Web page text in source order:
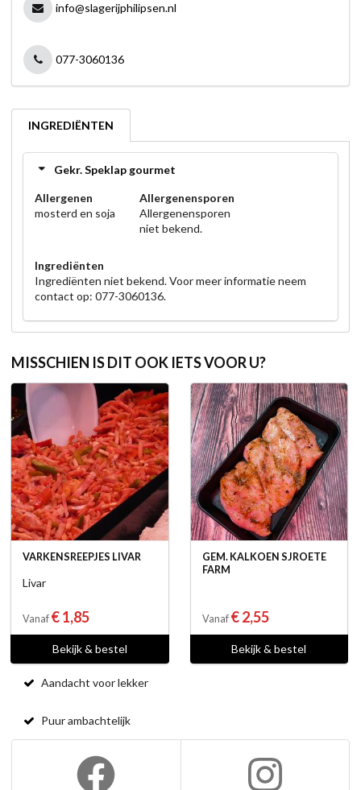
info@slagerijphilipsen.nl
077-3060136
INGREDIËNTEN
Gekr. Speklap gourmet
Allergenen
mosterd en soja
Allergenensporen
Allergenensporen
niet bekend.
Ingrediënten
Ingrediënten niet bekend. Voor meer informatie neem
contact op: 077-3060136.
MISSCHIEN IS DIT OOK IETS VOOR U?
VARKENSREEPJES LIVAR
Livar
Vanaf € 1,85
Bekijk & bestel
GEM. KALKOEN SJROETE
FARM
Vanaf € 2,55
Bekijk & bestel
Aandacht voor lekker
Puur ambachtelijk